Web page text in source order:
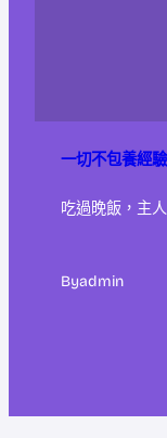
一切不包養經
吃過晚飯，主
Byadmin